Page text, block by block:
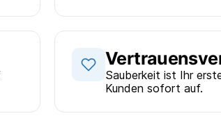
Sauberkeit ist Ihr
Kunden sofort auf.